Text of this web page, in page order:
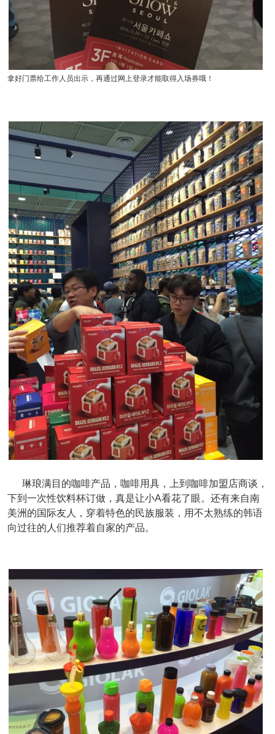
拿好门票给工作人员出示，再通过网上登录才能取得入场券哦！
琳琅满目的咖啡产品，咖啡用具，上到咖啡加盟店商谈，
下到一次性饮料杯订做，真是让小A看花了眼。还有来自南
美洲的国际友人，穿着特色的民族服装，用不太熟练的韩语
向过往的人们推荐着自家的产品。